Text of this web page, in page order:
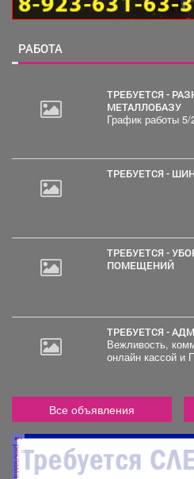
РАБОТА
ТРЕБУЕТСЯ - РАЗНОРАБОЧИЕ НА
МЕТАЛЛОБАЗУ
График работы
ТРЕБУЕТСЯ -
ТРЕБУЕТСЯ - УБОРЩИК СЛУЖЕБНЫХ
ПОМЕЩЕНИЙ
ТРЕБУЕТСЯ -
Вежливость,
онлайн кассой и
Все объявления
реклама